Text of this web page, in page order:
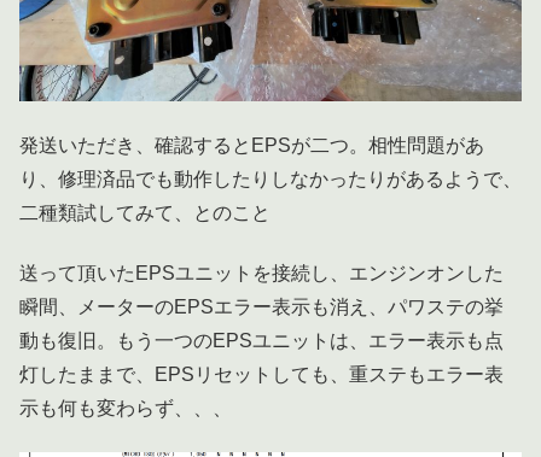
発送いただき、確認するとEPSが二つ。相性問題があ
り、修理済品でも動作したりしなかったりがあるようで、
二種類試してみて、とのこと
送って頂いたEPSユニットを接続し、エンジンオンした
瞬間、メーターのEPSエラー表示も消え、パワステの挙
動も復旧。もう一つのEPSユニットは、エラー表示も点
灯したままで、EPSリセットしても、重ステもエラー表
示も何も変わらず、、、